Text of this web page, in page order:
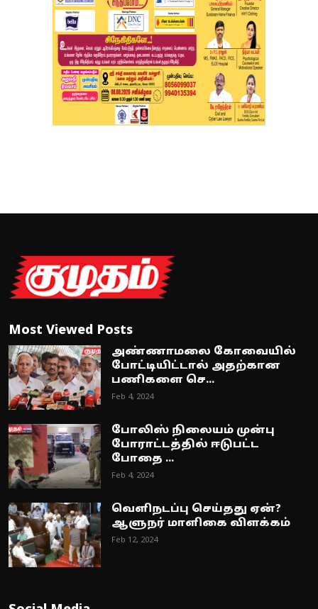
Most Viewed Posts
அண்ணாமலை கோவையில்
போட்டியிட்டால் அதற்கான
பணிகளை செ...
Feb 4, 2024
போலிஸ் நிலையம் முன்பு
போராட்டத்தில் ஈடுபட்ட
போதை ...
Feb 4, 2024
வெளிநடப்பு செய்தது ஏன்?
ஆளுநர் மாளிகை விளக்கம்
Feb 12, 2024